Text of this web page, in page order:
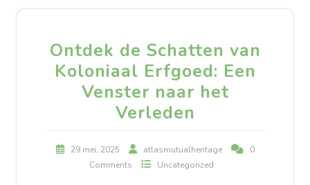
Ontdek de Schatten van
Koloniaal Erfgoed: Een
Venster naar het
Verleden
29 mei, 2025 atlasmutualheritage
0
Comments
Uncategorized